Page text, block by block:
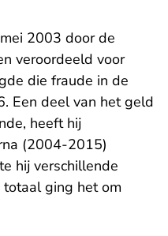
2003 door de
veroordeeld voor
die fraude in de
Een deel van het geld
heeft hij
(2004-2015)
hij verschillende
ging het om